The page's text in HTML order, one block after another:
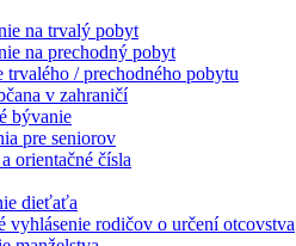
na trvalý pobyt
na prechodný pobyt
trvalého / prechodného pobytu
v zahraničí
bývanie
pre seniorov
orientačné čísla
dieťaťa
vyhlásenie rodičov o určení otcovstva